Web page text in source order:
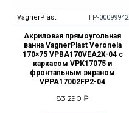
VagnerPlast ГР-00099942
Акриловая прямоугольная
ванна VagnerPlast Veronela
170×75 VPBA170VEA2X-04 с
каркасом VPK17075 и
фронтальным экраном
VPPA17002FP2-04
83 290 ₽